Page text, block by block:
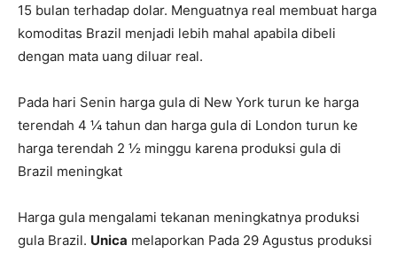
15 bulan terhadap dolar. Menguatnya real membuat harga
komoditas Brazil menjadi lebih mahal apabila dibeli
dengan mata uang diluar real.
Pada hari Senin harga gula di New York turun ke harga
terendah 4 ¼ tahun dan harga gula di London turun ke
harga terendah 2 ½ minggu karena produksi gula di
Brazil meningkat
Harga gula mengalami tekanan meningkatnya produksi
gula Brazil. Unica melaporkan Pada 29 Agustus produksi